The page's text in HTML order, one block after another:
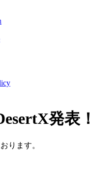
発表！
ります。